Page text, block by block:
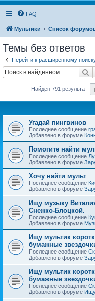
FAQ
Мультики Список
Темы без ответов
Перейти к расширенному
Найден 791 результат
Угадай пингвинов
Последнее сообщение
Добавлено в форуме
Помогите найти
Последнее сообщение
Добавлено в форуме
Хочу найти мульт
Последнее сообщение
Добавлено в форуме
Ищу музыку
Снежко-Блоцкой.
Последнее сообщение
Добавлено в форуме
Ищу мультик
бумажные
Последнее сообщение
Добавлено в форуме
Ищу мультик
бумажные
Последнее сообщение
Добавлено в форуме